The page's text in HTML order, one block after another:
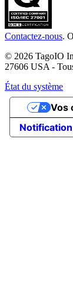
Contactez-nous.
© 2026 TagoIO
27606 USA -
État du système
Vos